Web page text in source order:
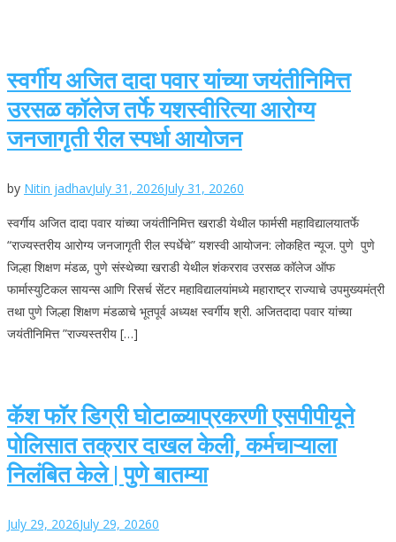
स्वर्गीय अजित दादा पवार यांच्या जयंतीनिमित्त
उरसळ कॉलेज तर्फे यशस्वीरित्या आरोग्य
जनजागृती रील स्पर्धा आयोजन
by Nitin jadhavJuly 31, 2026July 31, 20260
स्वर्गीय अजित दादा पवार यांच्या जयंतीनिमित्त खराडी येथील फार्मसी महाविद्यालयातर्फे
“राज्यस्तरीय आरोग्य जनजागृती रील स्पर्धेचे” यशस्वी आयोजन: लोकहित न्यूज. पुणे पुणे
जिल्हा शिक्षण मंडळ, पुणे संस्थेच्या खराडी येथील शंकरराव उरसळ कॉलेज ऑफ
फार्मास्युटिकल सायन्स आणि रिसर्च सेंटर महाविद्यालयांमध्ये महाराष्ट्र राज्याचे उपमुख्यमंत्री
तथा पुणे जिल्हा शिक्षण मंडळाचे भूतपूर्व अध्यक्ष स्वर्गीय श्री. अजितदादा पवार यांच्या
जयंतीनिमित्त ”राज्यस्तरीय […]
कॅश फॉर डिग्री घोटाळ्याप्रकरणी एसपीपीयूने
पोलिसात तक्रार दाखल केली, कर्मचाऱ्याला
निलंबित केले | पुणे बातम्या
July 29, 2026July 29, 20260